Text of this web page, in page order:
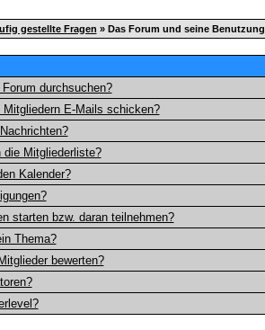
gestellte Fragen » Das Forum und seine Benutzung
durchsuchen?
Mitgliedern E-Mails schicken?
die Mitgliederliste?
Kalender?
starten bzw. daran teilnehmen?
Thema?
bewerten?